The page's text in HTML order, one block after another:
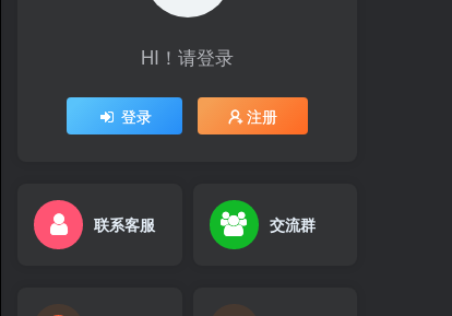
HI！请登录
登录 注册
联系客服 交流群